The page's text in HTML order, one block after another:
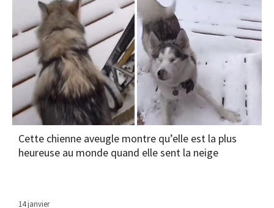
Cette chienne aveugle montre qu’elle est la plus
heureuse au monde quand elle sent la neige
14 janvier